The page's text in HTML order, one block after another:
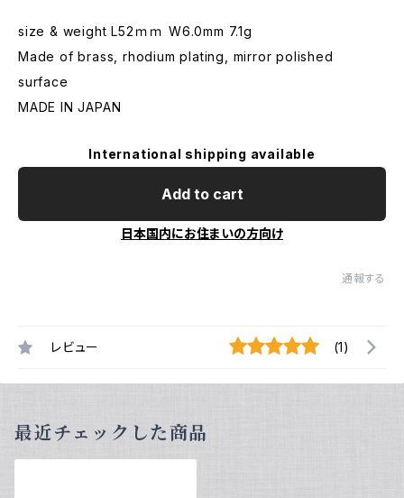
size & weight L52ｍｍ W6.0mm 7.1g
Made of brass, rhodium plating, mirror polished
surface
MADE IN JAPAN
International shipping available
Add to cart
日本国内にお住まいの方向け
通報する
レビュー (1)
最近チェックした商品